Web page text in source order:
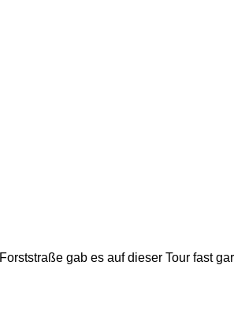
Forststraße gab es auf dieser Tour fast